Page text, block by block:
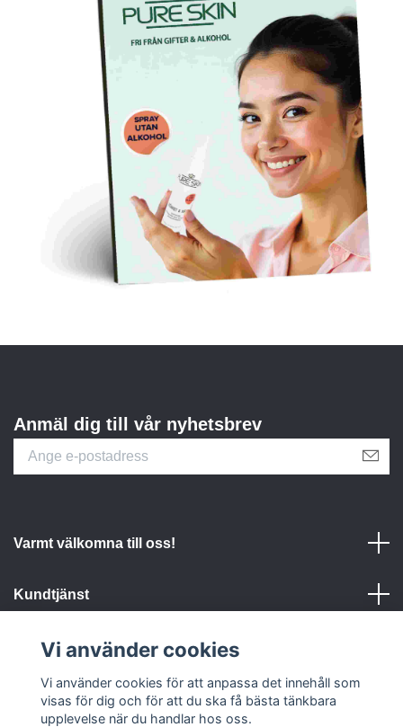
Anmäl dig till vår nyhetsbrev
Varmt välkomna till oss!
Kundtjänst
Om Turtlecare
Sociala medier
Vi använder cookies
Vi använder cookies för att anpassa det innehåll som
visas för dig och för att du ska få bästa tänkbara
upplevelse när du handlar hos oss.